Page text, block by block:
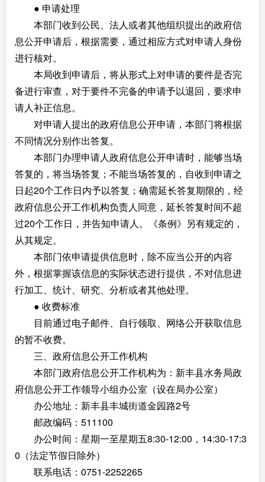
● 申请处理
本部门收到公民、法人或者其他组织提出的政府信
息公开申请后，根据需要，通过相应方式对申请人身份
进行核对。
本局收到申请后，将从形式上对申请的要件是否完
备进行审查，对于要件不完备的申请予以退回，要求申
请人补正信息。
对申请人提出的政府信息公开申请，本部门将根据
不同情况分别作出答复。
本部门办理申请人政府信息公开申请时，能够当场
答复的，将当场答复；不能当场答复的，自收到申请之
日起20个工作日内予以答复；确需延长答复期限的，经
政府信息公开工作机构负责人同意，延长答复时间不超
过20个工作日，并告知申请人。《条例》另有规定的，
从其规定。
本部门依申请提供信息时，除不应当公开的内容
外，根据掌握该信息的实际状态进行提供，不对信息进
行加工、统计、研究、分析或者其他处理。
● 收费标准
目前通过电子邮件、自行领取、网络公开获取信息
的暂不收费。
三、政府信息公开工作机构
本部门政府信息公开工作机构为：新丰县水务局政
府信息公开工作领导小组办公室（设在局办公室）
办公地址：新丰县丰城街道金园路2号
邮政编码：511100
办公时间：星期一至星期五8:30-12:00，14:30-17:3
0（法定节假日除外）
联系电话：0751-2252265